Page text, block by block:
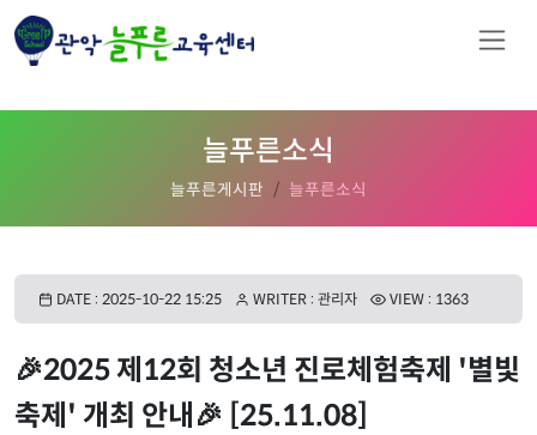
늘푸른소식
늘푸른게시판 늘푸른소식
DATE : 2025-10-22 15:25 WRITER : 관리자 VIEW : 1363
🎉2025 제12회 청소년 진로체험축제 '별빛
축제' 개최 안내🎉 [25.11.08]